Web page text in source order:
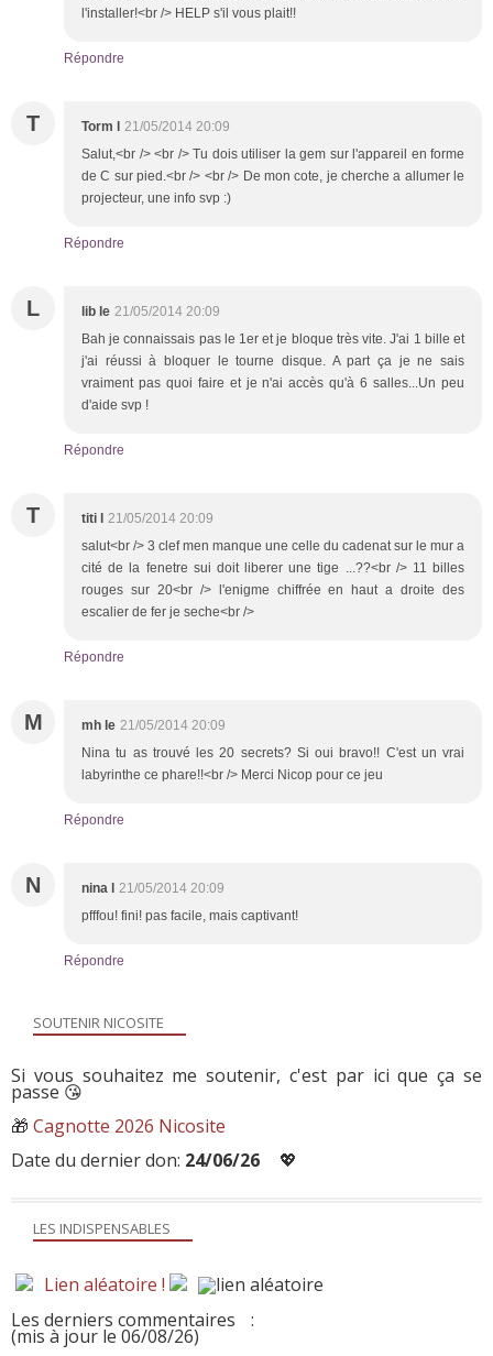
l'installer!<br /> HELP s'il vous plait!!
Répondre
T Torm l 21/05/2014 20:09
Salut,<br /> <br /> Tu dois utiliser la gem sur l'appareil en forme
de C sur pied.<br /> <br /> De mon cote, je cherche a allumer le
projecteur, une info svp :)
Répondre
L lib le 21/05/2014 20:09
Bah je connaissais pas le 1er et je bloque très vite. J'ai 1 bille et
j'ai réussi à bloquer le tourne disque. A part ça je ne sais
vraiment pas quoi faire et je n'ai accès qu'à 6 salles...Un peu
d'aide svp !
Répondre
T titi l 21/05/2014 20:09
salut<br /> 3 clef men manque une celle du cadenat sur le mur a
cité de la fenetre sui doit liberer une tige ...??<br /> 11 billes
rouges sur 20<br /> l'enigme chiffrée en haut a droite des
escalier de fer je seche<br />
Répondre
M mh le 21/05/2014 20:09
Nina tu as trouvé les 20 secrets? Si oui bravo!! C'est un vrai
labyrinthe ce phare!!<br /> Merci Nicop pour ce jeu
Répondre
N nina l 21/05/2014 20:09
pfffou! fini! pas facile, mais captivant!
Répondre
LES INDISPENSABLES
Lien aléatoire !
Les derniers commentaires
:
(mis à jour le 06/08/26)
SOUTENIR NICOSITE
Si vous souhaitez me soutenir, c'est par ici que ça se
passe 😘
🎁 Cagnotte 2026 Nicosite
Date du dernier don: 24/06/26 💖